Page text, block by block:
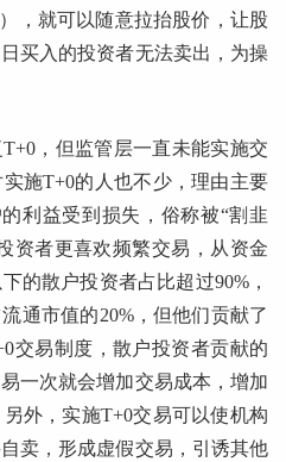
，就可以随意拉抬股价，让股
买入的投资者无法卖出，为操
，但监管层一直未能实施交
施T+0的人也不少，理由主要
利益受到损失，俗称被“割韭
资者更喜欢频繁交易，从资金
的散户投资者占比超过90%，
通市值的20%，但他们贡献了
交易制度，散户投资者贡献的
一次就会增加交易成本，增加
外，实施T+0交易可以使机构
卖，形成虚假交易，引诱其他